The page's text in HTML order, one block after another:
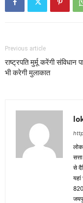
Previous article
राष्ट्रपति मुर्मू करेंगी संविधान
भी करेगी मुलाकात
से